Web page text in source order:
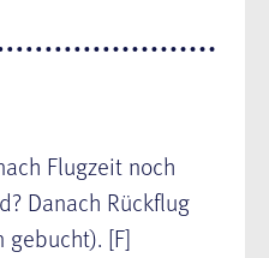
Flugzeit noch
Danach Rückflug
gebucht). [F]